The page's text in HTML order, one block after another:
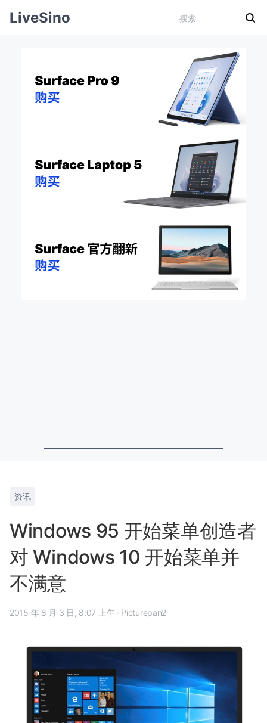
LiveSino
资讯
Windows 95 开始菜单创造者
对 Windows 10 开始菜单并
不满意
2015 年 8 月 3 日, 8:07 上午 · Picturepan2